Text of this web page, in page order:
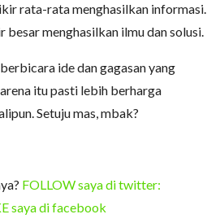
rata-rata menghasilkan informasi.
besar menghasilkan ilmu dan solusi.
ide dan gagasan yang
itu pasti lebih berharga
Setuju mas, mbak?
FOLLOW saya di twitter:
saya di facebook